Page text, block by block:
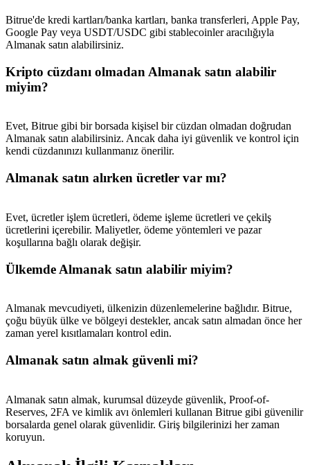
Register & Trade to Win 500,000 USDT
Precious Metals Trading Carnival
USDT New User Exclusive 10% APR
USDT Flexible Staking | Daily Rewards
BTC New User Exclusive: 6.5% APR
BTC Flexible Staking | Daily Rewards
Daha Fazla Etkinlik
Ödüller ve özel hediyeler kazanın
Bitrue'de kredi kartları/banka kartları, banka transferleri, Apple Pay,
Google Pay veya USDT/USDC gibi stablecoinler aracılığıyla
Almanak satın alabilirsiniz.
Kripto cüzdanı olmadan Almanak satın alabilir
miyim?
Evet, Bitrue gibi bir borsada kişisel bir cüzdan olmadan doğrudan
Almanak satın alabilirsiniz. Ancak daha iyi güvenlik ve kontrol için
kendi cüzdanınızı kullanmanız önerilir.
Almanak satın alırken ücretler var mı?
Evet, ücretler işlem ücretleri, ödeme işleme ücretleri ve çekilş
ücretlerini içerebilir. Maliyetler, ödeme yöntemleri ve pazar
koşullarına bağlı olarak değişir.
Ülkemde Almanak satın alabilir miyim?
Almanak mevcudiyeti, ülkenizin düzenlemelerine bağlıdır. Bitrue,
çoğu büyük ülke ve bölgeyi destekler, ancak satın almadan önce her
zaman yerel kısıtlamaları kontrol edin.
Almanak satın almak güvenli mi?
Almanak satın almak, kurumsal düzeyde güvenlik, Proof-of-
Reserves, 2FA ve kimlik avı önlemleri kullanan Bitrue gibi güvenilir
borsalarda genel olarak güvenlidir. Giriş bilgilerinizi her zaman
koruyun.